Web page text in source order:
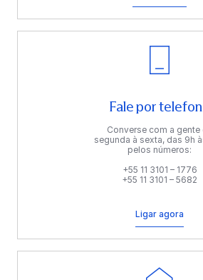
Fale por
Converse com a gente
segunda à sexta, das 9h
pelos números:
+55 11 3101 – 1776
+55 11 3101 – 5682
Ligar agora